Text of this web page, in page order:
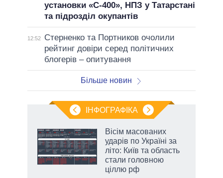
установки «С-400», НПЗ у Татарстані
та підрозділ окупантів
12:52
Стерненко та Портников очолили
рейтинг довіри серед політичних
блогерів – опитування
Більше новин
ІНФОГРАФІКА
Вісім масованих
ударів по Україні за
літо: Київ та область
стали головною
ціллю рф